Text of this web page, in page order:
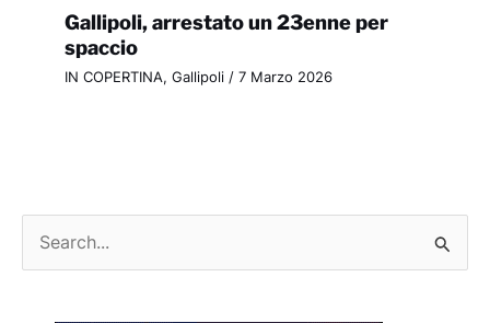
Gallipoli, arrestato un 23enne per
spaccio
IN COPERTINA, Gallipoli/ 7 Marzo 2026